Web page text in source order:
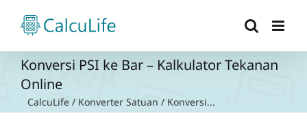
content
Konversi PSI ke Bar – Kalkulator Tekanan
Online
CalcuLife / Konverter Satuan / Konversi...